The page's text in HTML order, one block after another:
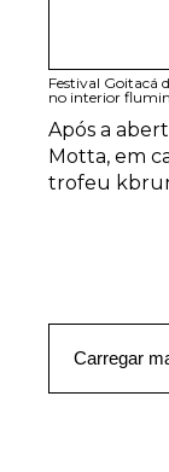
Festival Goitacá
no interior
Após a
Motta, em
trofeu
Carregar